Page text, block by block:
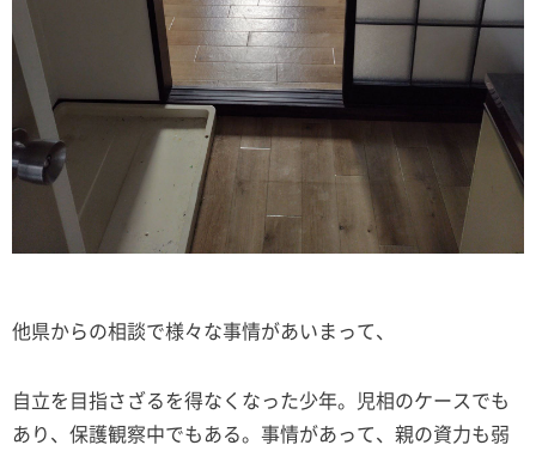
他県からの相談で様々な事情があいまって、
自立を目指さざるを得なくなった少年。児相のケースでも
あり、保護観察中でもある。事情があって、親の資力も弱